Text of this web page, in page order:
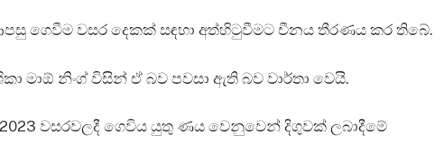
ගෙවීම වසර දෙකක් සඳහා අත්හිටුවීමට චීනය තීරණය කර තිබේ.
මාඕ නිංග් විසින් ඒ බව පවසා ඇති බව වාර්තා වෙයි.
වසරවලදී ගෙවිය යුතු ණය වෙනුවෙන් දිගුවක් ලබාදීමේ